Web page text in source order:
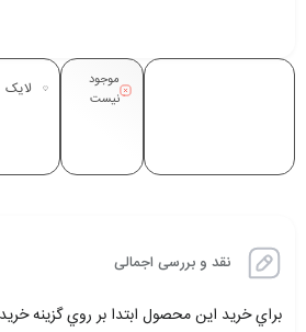
موجود
نیست
لایک
نقد و بررسی اجمالی
براي خريد اين محصول ابتدا بر روي گزينه